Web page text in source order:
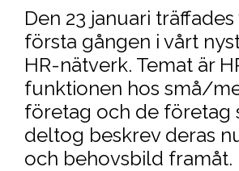
Den 23 januari
första gången i vårt
HR-nätverk. Temat är
funktionen hos små/
företag och de företag
deltog beskrev deras
och behovsbild framåt.